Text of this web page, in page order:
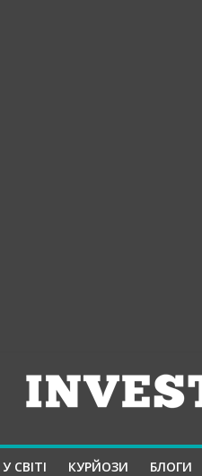
У СВІТІ КУРЙОЗИ БЛОГИ